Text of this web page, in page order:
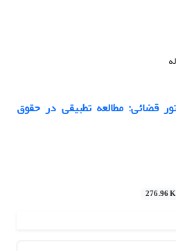
قضائی: مطالعه تطبیقی در حقوق
276.96 K